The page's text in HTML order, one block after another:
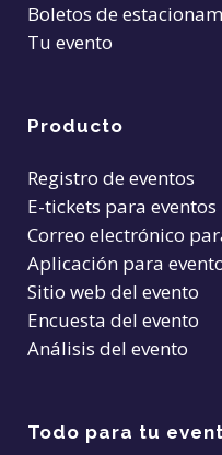
Boletos de
Tu evento
Producto
Registro de eventos
E-tickets para eventos
Correo electrónico
Aplicación para
Sitio web del evento
Encuesta del evento
Análisis del evento
Todo para tu